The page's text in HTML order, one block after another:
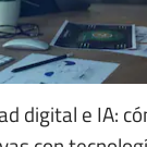
digital e IA: